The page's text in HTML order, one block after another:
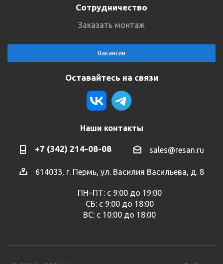
Сотрудничество
Заказать монтаж
Вакансии
Оставайтесь на связи
Наши контакты
+7 (342) 214-08-08 sales@resan.ru
614033, г. Пермь, ул. Василия Васильева, д. 8
ПН–ПТ: с 9:00 до 19:00
СБ: с 9:00 до 18:00
ВС: с 10:00 до 18:00